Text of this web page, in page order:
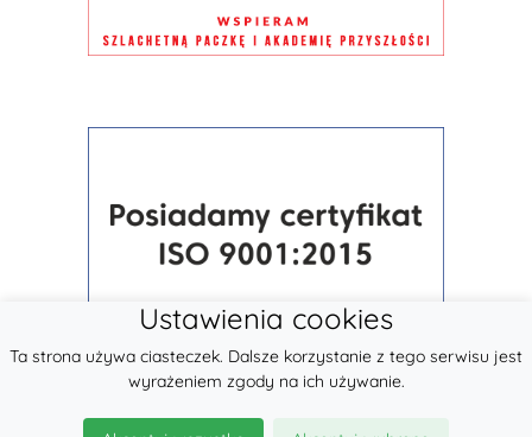
Ustawienia cookies
Ta strona używa ciasteczek. Dalsze korzystanie z tego serwisu jest
wyrażeniem zgody na ich używanie.